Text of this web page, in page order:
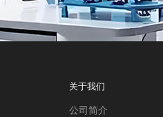
关于我们
公司简介